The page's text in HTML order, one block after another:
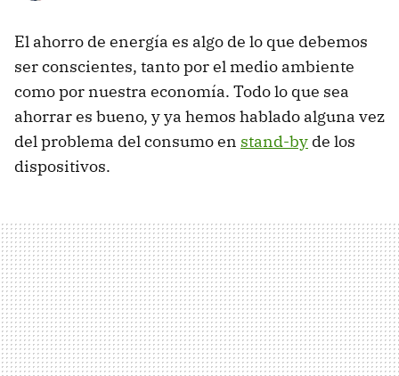
El ahorro de energía es algo de lo que debemos
ser conscientes, tanto por el medio ambiente
como por nuestra economía. Todo lo que sea
ahorrar es bueno, y ya hemos hablado alguna vez
del problema del consumo en stand-by de los
dispositivos.